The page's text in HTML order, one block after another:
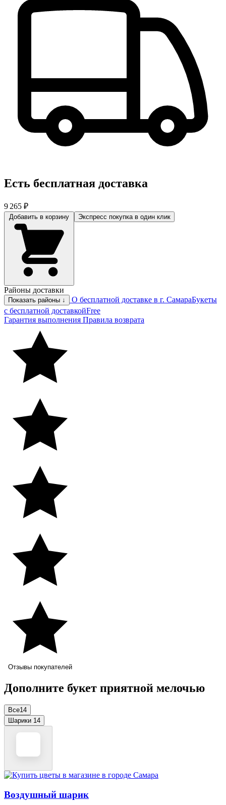
Есть бесплатная доставка
9 265 ₽
Экспресс покупка в один клик
Районы доставки
Показать районы ↓ О бесплатной доставке в г. СамараБукеты
с бесплатной доставкойFree
Гарантия выполнения Правила возврата
Отзывы покупателей
Дополните букет приятной мелочью
Все14
Шарики 14
Воздушный шарик